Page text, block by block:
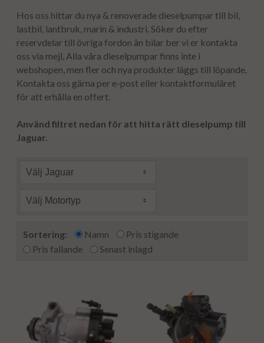
Hos oss hittar du nya & renoverade dieselpumpar till bil,
lastbil, lantbruk, marin & industri. Söker du efter
reservdelar till övriga fordon än bilar ber vi er kontakta
oss via mejl, Alla våra dieselpumpar finns inte i
webshopen, men fler och nya produkter läggs till löpande.
Kontakta oss gärna per e-post eller kontaktformuläret
för att erhålla en offert.
Använd filtret nedan för att hitta rätt dieselpump till
Jaguar.
Välj Jaguar
Välj Motortyp
Sortering: Namn
Pris stigande
Pris fallande
Senast inlagd